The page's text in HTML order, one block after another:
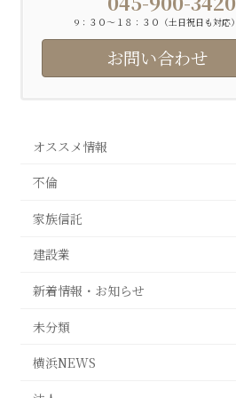
9：３０〜１８：３０（土日祝日も対応）
お問い合わせ
オススメ情報
不倫
家族信託
建設業
新着情報・お知らせ
未分類
横浜NEWS